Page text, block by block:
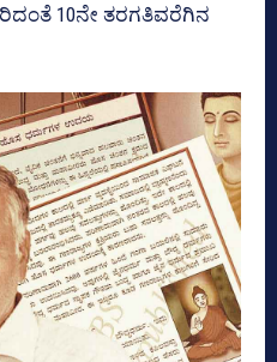
10ನೇ ತರಗತಿವರೆಗಿನ